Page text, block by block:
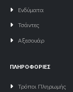
Τσάντες
Αξεσουάρ